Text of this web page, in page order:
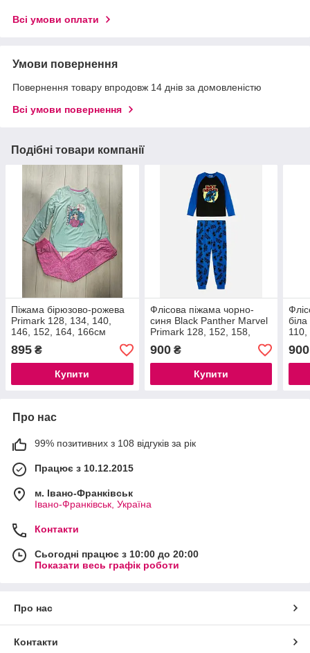
Всі умови оплати
Умови повернення
Повернення товару впродовж 14 днів за домовленістю
Всі умови повернення
Подібні товари компанії
Піжама бірюзово-рожева
Primark 128, 134, 140,
146, 152, 164, 166см
895 ₴
Купити
Флісова піжама чорно-
синя Black Panther Marvel
Primark 128, 152, 158,
164, 170см
900₴
Купити
900
Про нас
99% позитивних з 108 відгуків за рік
Працює з 10.12.2015
м. Івано-Франківськ
Івано-Франківськ, Україна
Контакти
Сьогодні працює з 10:00 до 20:00
Показати весь графік роботи
Про нас
Контакти